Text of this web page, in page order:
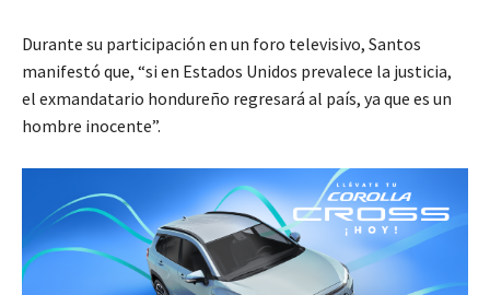
Durante su participación en un foro televisivo, Santos
manifestó que, “si en Estados Unidos prevalece la justicia,
el exmandatario hondureño regresará al país, ya que es un
hombre inocente”.